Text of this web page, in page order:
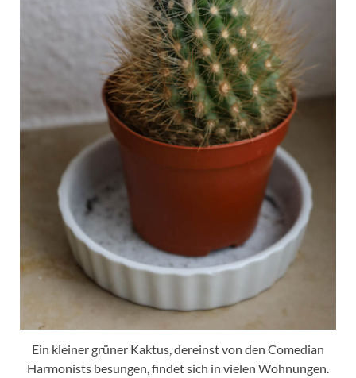
Ein kleiner grüner Kaktus, dereinst von den Comedian
Harmonists besungen, findet sich in vielen Wohnungen.